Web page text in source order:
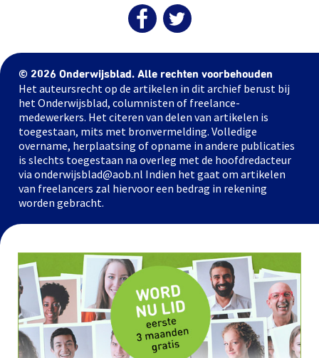
© 2026 Onderwijsblad. Alle rechten voorbehouden
Het auteursrecht op de artikelen in dit archief berust bij
het Onderwijsblad, columnisten of freelance-
medewerkers. Het citeren van delen van artikelen is
toegestaan, mits met bronvermelding. Volledige
overname, herplaatsing of opname in andere publicaties
is slechts toegestaan na overleg met de hoofdredacteur
via onderwijsblad@aob.nl Indien het gaat om artikelen
van freelancers zal hiervoor een bedrag in rekening
worden gebracht.